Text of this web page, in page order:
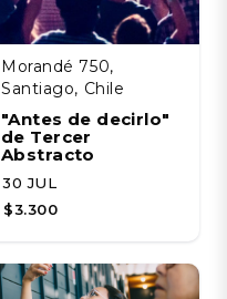
Morandé 750,
Santiago, Chile
"Antes de decirlo"
de Tercer
Abstracto
30 JUL
$3.300